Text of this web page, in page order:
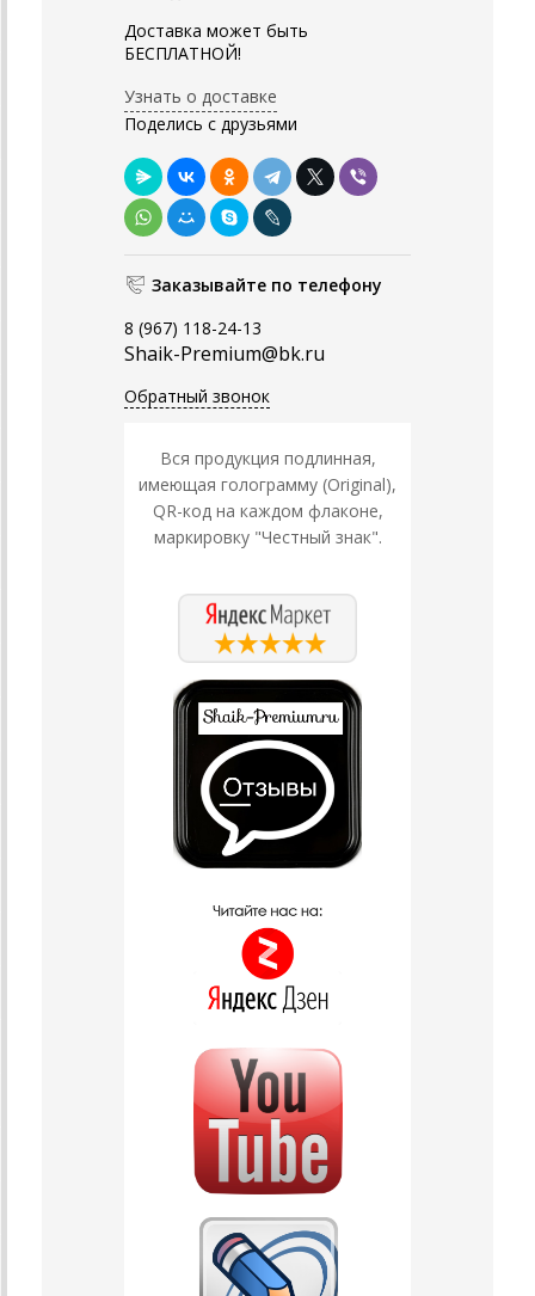
Доставка может быть
БЕСПЛАТНОЙ!
Узнать о доставке
Поделись с друзьями
Заказывайте по телефону
8 (967) 118-24-13
Shaik-Premium@bk.ru
Обратный звонок
Вся продукция подлинная,
имеющая голограмму (Original),
QR-код на каждом флаконе,
маркировку "Честный знак".